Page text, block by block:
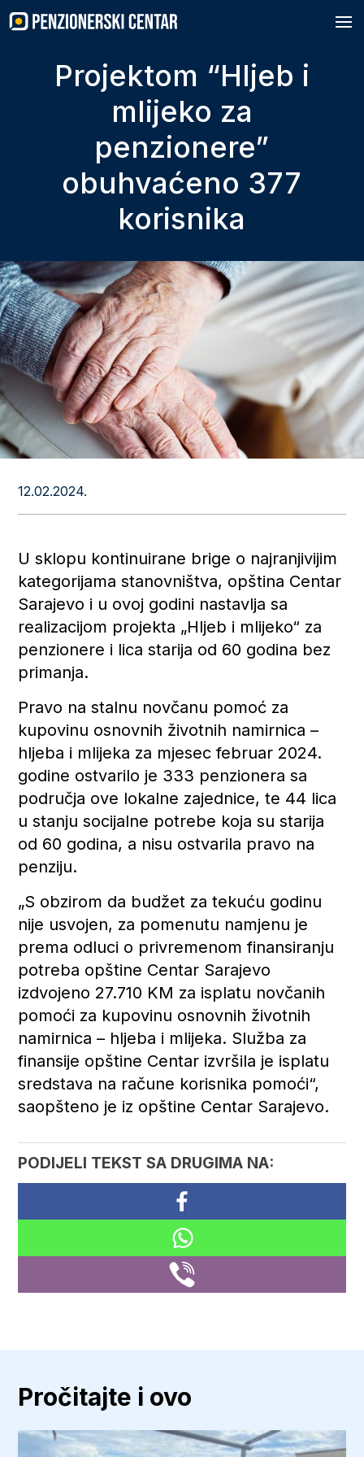
to
content
Projektom “Hljeb i
mlijeko za
penzionere”
obuhvaćeno 377
korisnika
12.02.2024.
U sklopu kontinuirane brige o najranjivijim
kategorijama stanovništva, opština Centar
Sarajevo i u ovoj godini nastavlja sa
realizacijom projekta „Hljeb i mlijeko“ za
penzionere i lica starija od 60 godina bez
primanja.
Pravo na stalnu novčanu pomoć za
kupovinu osnovnih životnih namirnica –
hljeba i mlijeka za mjesec februar 2024.
godine ostvarilo je 333 penzionera sa
područja ove lokalne zajednice, te 44 lica
u stanju socijalne potrebe koja su starija
od 60 godina, a nisu ostvarila pravo na
penziju.
„S obzirom da budžet za tekuću godinu
nije usvojen, za pomenutu namjenu je
prema odluci o privremenom finansiranju
potreba opštine Centar Sarajevo
izdvojeno 27.710 KM za isplatu novčanih
pomoći za kupovinu osnovnih životnih
namirnica – hljeba i mlijeka. Služba za
finansije opštine Centar izvršila je isplatu
sredstava na račune korisnika pomoći“,
saopšteno je iz opštine Centar Sarajevo.
PODIJELI TEKST SA DRUGIMA NA:
Pročitajte i ovo